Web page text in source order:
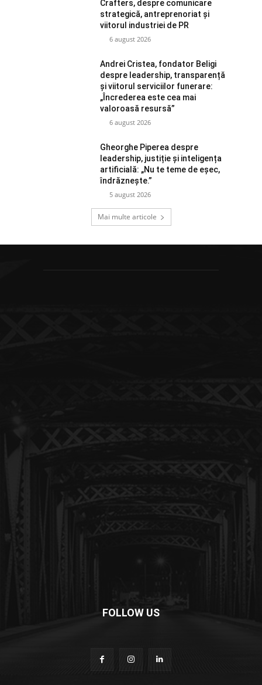
Crafters, despre comunicare
strategică, antreprenoriat și
viitorul industriei de PR
6 august 2026
Andrei Cristea, fondator Beligi
despre leadership, transparență
și viitorul serviciilor funerare:
„Încrederea este cea mai
valoroasă resursă”
6 august 2026
Gheorghe Piperea despre
leadership, justiție și inteligența
artificială: „Nu te teme de eșec,
îndrăznește.”
5 august 2026
Mai multe articole
FOLLOW US